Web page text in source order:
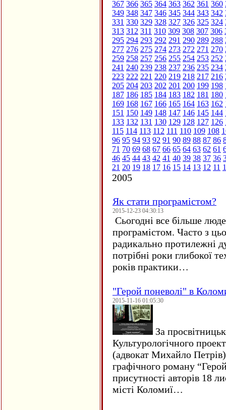
367 366 365 364 363 362 361 360
349 348 347 346 345 344 343 342
331 330 329 328 327 326 325 324
313 312 311 310 309 308 307 306
295 294 293 292 291 290 289 288
277 276 275 274 273 272 271 270
259 258 257 256 255 254 253 252
241 240 239 238 237 236 235 234
223 222 221 220 219 218 217 216
205 204 203 202 201 200 199 198
187 186 185 184 183 182 181 180
169 168 167 166 165 164 163 162
151 150 149 148 147 146 145 144
133 132 131 130 129 128 127 126
115 114 113 112 111 110 109 108
96 95 94 93 92 91 90 89 88 87 86
71 70 69 68 67 66 65 64 63 62 61
46 45 44 43 42 41 40 39 38 37 36
21 20 19 18 17 16 15 14 13 12 11
2005
Як стати програмістом?
2015-12-23 04:30:13
Сьогодні все більше
програмістом. Часто з
радикально протилежні
потрібні роки глибокої
років практики…
"Герой поневолі" в
2015-11-16 01:05:30
За
Культурологічного
(адвокат Михайло
графічного роману
присутності авторів 18
місті Коломиї…